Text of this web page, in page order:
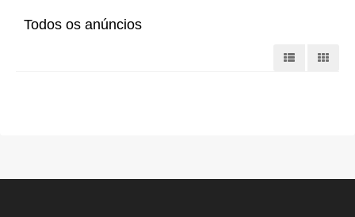
Todos os anúncios